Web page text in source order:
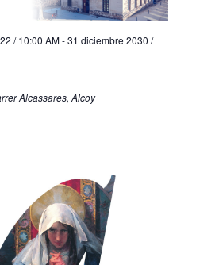
/ 10:00 AM-31 diciembre 2030 /
Alcassares, Alcoy